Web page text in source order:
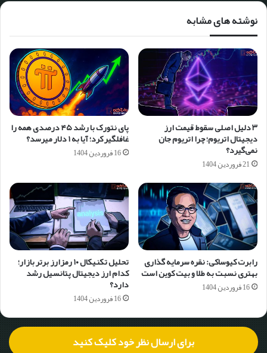
نوشته های مشابه
۳ دلیل اصلی سقوط قیمت ارز
دیجیتال اتریوم؛ چرا اتریوم جان
نمی‌گیرد؟
21 فروردین 1404
پای نتورک با رشد ۴۵ درصدی همه را
غافلگیر کرد؛ آیا به ۱ دلار می‎رسد؟
16 فروردین 1404
رابرت کیوساکی: نقره سرمایه گذاری
بهتری نسبت به طلا و بیت کوین است
16 فروردین 1404
تحلیل تکنیکال ۱۰ رمزارز برتر بازار؛
کدام ارز دیجیتال پتانسیل رشد
دارد؟
16 فروردین 1404
برای ارسال نظر خود کلیک کنید